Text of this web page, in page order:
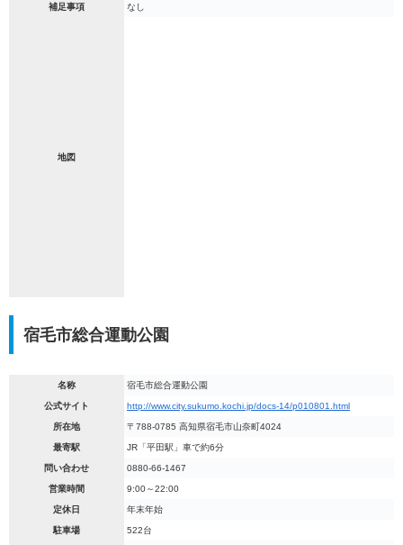
補足事項 なし
地図
宿毛市総合運動公園
名称 宿毛市総合運動公園
公式サイト http://www.city.sukumo.kochi.jp/docs-14/p010801.html
所在地 〒788-0785 高知県宿毛市山奈町4024
最寄駅 JR「平田駅」車で約6分
問い合わせ 0880-66-1467
営業時間 9:00～22:00
定休日 年末年始
駐車場 522台